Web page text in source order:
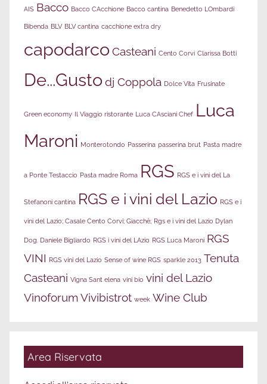
AIS Bacco Bacco CAcchione Bacco cantina Benedetto LOmbardi
Bibenda BLV BLV cantina cacchione extra dry
capodarco Casteani Cento Corvi Clarissa Botti
De...Gusto dj Coppola Dolce Vita Frusinate
Green economy Il Viaggio ristorante Luca CAsciani Chef Luca
Maroni Monterotondo Passerina passerina brut Pasta madre
a Ponte Testaccio Pasta madre Roma RGS RGS e i vini del La
Stefanoni cantina RGS e i vini del Lazio RGS e i
vini del Lazio; Casale Cento Corvi; Giacchè; Rgs e i vini del Lazio Dylan
Dog. Daniele Bigliardo RGS i vini del LAzio RGS Luca Maroni RGS
VINI RGS vini del Lazio Sense of wine RGS sparkle 2013 Tenuta
Casteani Vigna Sant elena vini bio vini del Lazio
VinoforumVivibistrot week Wine Club
Area Riservata